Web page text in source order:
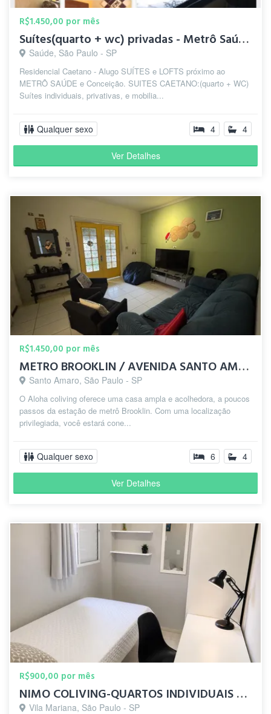
R$1.450,00 por mês
Suítes(quarto + wc) privadas - Metrô Saúde/S.Judas/Conceição
Saúde, São Paulo - SP
Residencial Caetano - Alugo SUÍTES e LOFTS próximo ao
METRÔ SAÚDE e Conceição. SUITES CAETANO:(quarto + WC)
Suítes individuais, privativas, e mobilia...
Qualquer sexo 4 4
Ver Detalhes
R$1.450,00 por mês
METRO BROOKLIN / AVENIDA SANTO AMARO - QUARTO BEM LOCALIZADO
Santo Amaro, São Paulo - SP
O Aloha coliving oferece uma casa ampla e acolhedora, a poucos
passos da estação de metrô Brooklin. Com uma localização
privilegiada, você estará cone...
Qualquer sexo 6 4
Ver Detalhes
R$900,00 por mês
NIMO COLIVING-QUARTOS INDIVIDUAIS 10 MIN DO METRÔ SANTA CRUZ
Vila Mariana, São Paulo - SP